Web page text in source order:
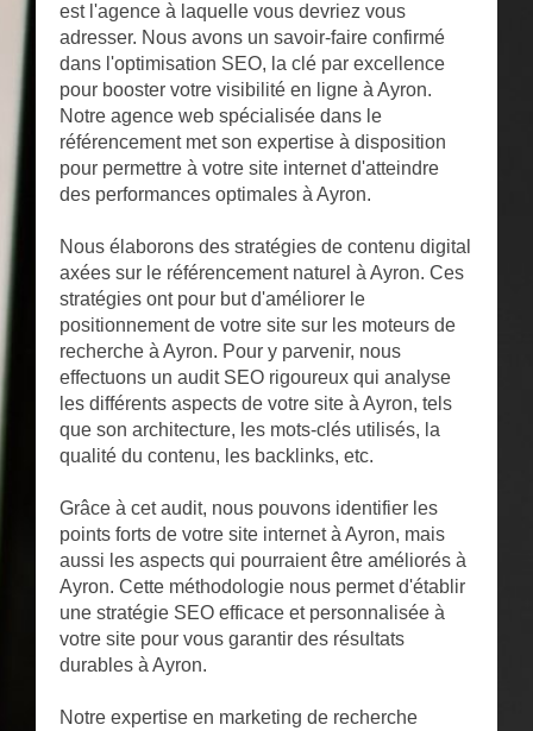
est l'agence à laquelle vous devriez vous
adresser. Nous avons un savoir-faire confirmé
dans l'optimisation SEO, la clé par excellence
pour booster votre visibilité en ligne à Ayron.
Notre agence web spécialisée dans le
référencement met son expertise à disposition
pour permettre à votre site internet d'atteindre
des performances optimales à Ayron.
Nous élaborons des stratégies de contenu digital
axées sur le référencement naturel à Ayron. Ces
stratégies ont pour but d'améliorer le
positionnement de votre site sur les moteurs de
recherche à Ayron. Pour y parvenir, nous
effectuons un audit SEO rigoureux qui analyse
les différents aspects de votre site à Ayron, tels
que son architecture, les mots-clés utilisés, la
qualité du contenu, les backlinks, etc.
Grâce à cet audit, nous pouvons identifier les
points forts de votre site internet à Ayron, mais
aussi les aspects qui pourraient être améliorés à
Ayron. Cette méthodologie nous permet d'établir
une stratégie SEO efficace et personnalisée à
votre site pour vous garantir des résultats
durables à Ayron.
Notre expertise en marketing de recherche